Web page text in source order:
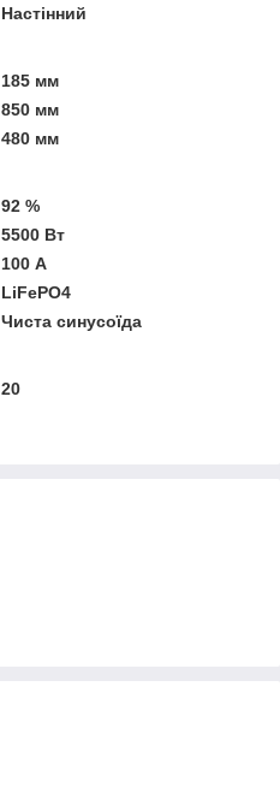
Настінний
185 мм
850 мм
480 мм
92 %
5500 Вт
100 А
LiFePO4
Чиста синусоїда
20